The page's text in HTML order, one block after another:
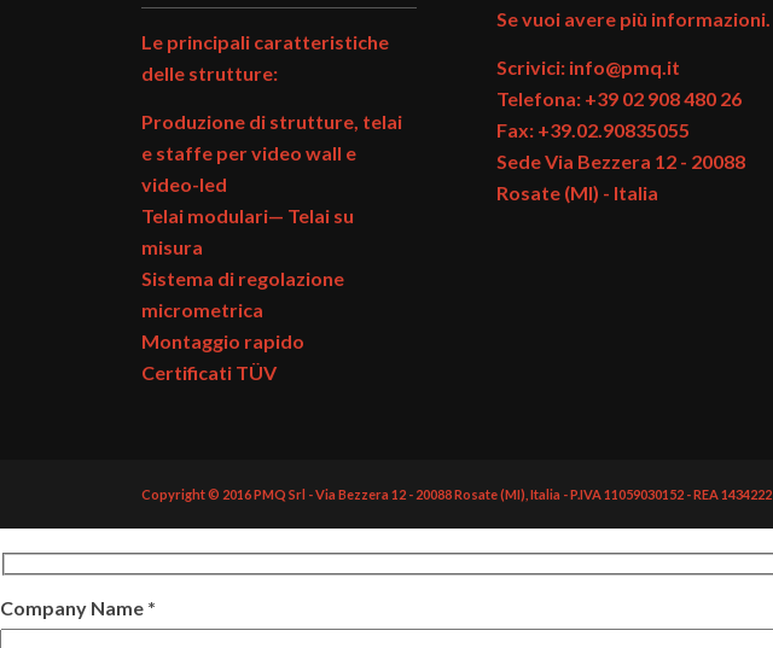
Le principali caratteristiche
delle strutture:
Produzione di strutture, telai
e staffe per video wall e
video-led
Telai modulari— Telai su
misura
Sistema di regolazione
micrometrica
Montaggio rapido
Certificati TÜV
Se vuoi avere più informazioni.
Scrivici: info@pmq.it
Telefona: +39 02 908 480 26
Fax: +39.02.90835055
Sede Via Bezzera 12 - 20088
Rosate (MI) - Italia
Copyright © 2016 PMQ Srl - Via Bezzera 12 - 20088 Rosate (MI), Italia - P.IVA 11059030152 - REA 1434222
Company Name *